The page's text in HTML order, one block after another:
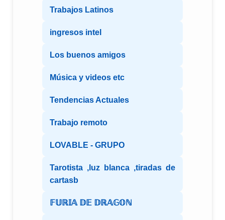
Trabajos Latinos
ingresos intel
Los buenos amigos
Música y videos etc
Tendencias Actuales
Trabajo remoto
LOVABLE - GRUPO
Tarotista ,luz blanca ,tiradas de
cartasb
𝔽𝕌ℝ𝕀𝔸 𝔻𝔼 𝔻ℝ𝔸𝔾𝕆ℕ